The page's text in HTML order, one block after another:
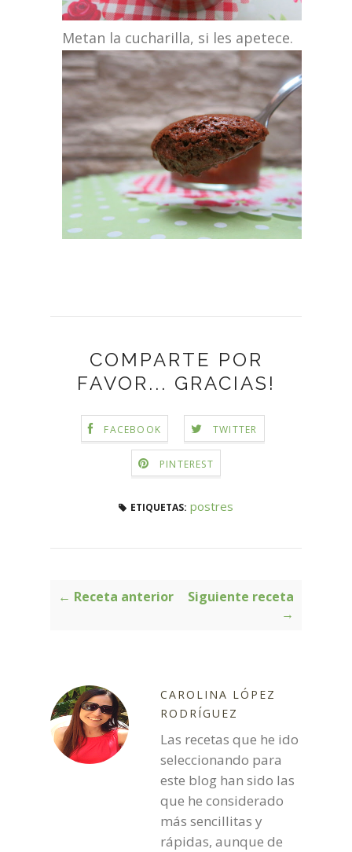
Metan la cucharilla, si les apetece.
COMPARTE POR
FAVOR... GRACIAS!
FACEBOOK TWITTER
PINTEREST
ETIQUETAS: postres
← Receta anterior
Siguiente receta
→
CAROLINA LÓPEZ
RODRÍGUEZ
Las recetas que he ido
seleccionando para
este blog han sido las
que he considerado
más sencillitas y
rápidas, aunque de